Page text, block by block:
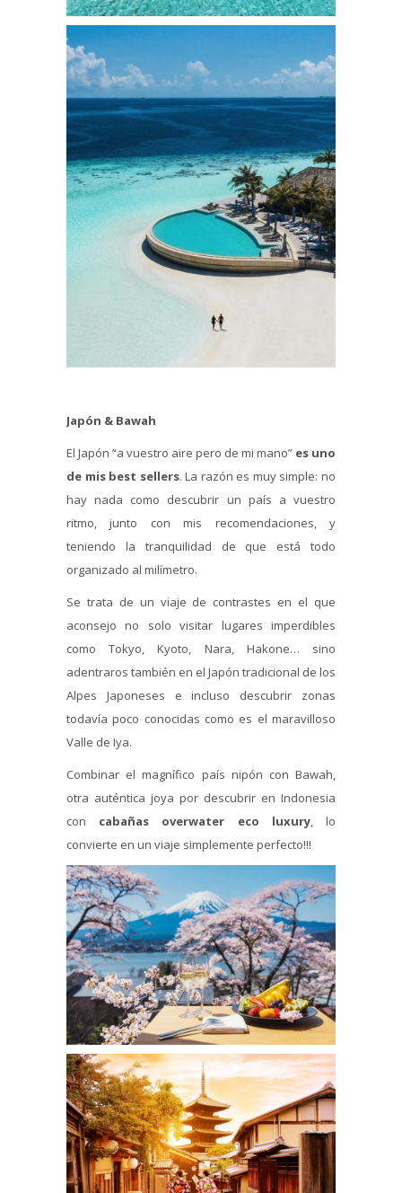
Japón & Bawah
El Japón “a vuestro aire pero de mi mano” es uno
de mis best sellers. La razón es muy simple: no
hay nada como descubrir un país a vuestro
ritmo, junto con mis recomendaciones, y
teniendo la tranquilidad de que está todo
organizado al milímetro.
Se trata de un viaje de contrastes en el que
aconsejo no solo visitar lugares imperdibles
como Tokyo, Kyoto, Nara, Hakone… sino
adentraros también en el Japón tradicional de los
Alpes Japoneses e incluso descubrir zonas
todavía poco conocidas como es el maravilloso
Valle de Iya.
Combinar el magnífico país nipón con Bawah,
otra auténtica joya por descubrir en Indonesia
con cabañas overwater eco luxury, lo
convierte en un viaje simplemente perfecto!!!